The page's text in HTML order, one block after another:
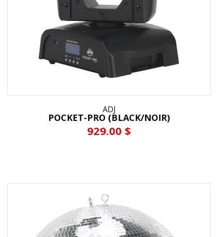
ADJ
POCKET-PRO (BLACK/NOIR)
929.00 $